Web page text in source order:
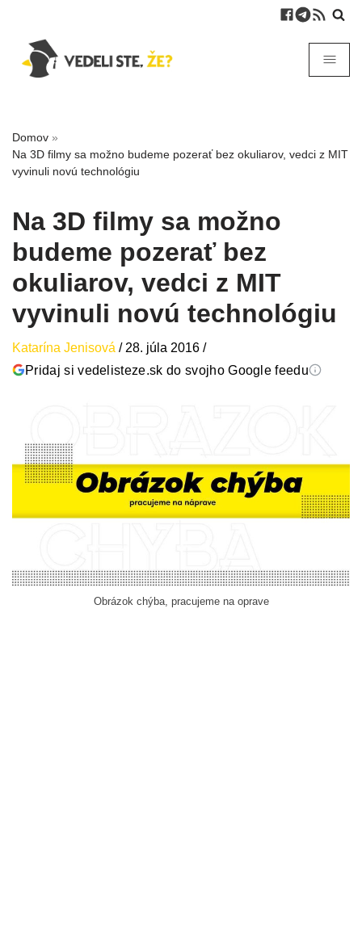
Domov »
Na 3D filmy sa možno budeme pozerať bez okuliarov, vedci z MIT
vyvinuli novú technológiu
Na 3D filmy sa možno
budeme pozerať bez
okuliarov, vedci z MIT
vyvinuli novú technológiu
Katarína Jenisová / 28. júla 2016 /
Pridaj si vedelisteze.sk do svojho Google feedu
Obrázok chýba, pracujeme na oprave